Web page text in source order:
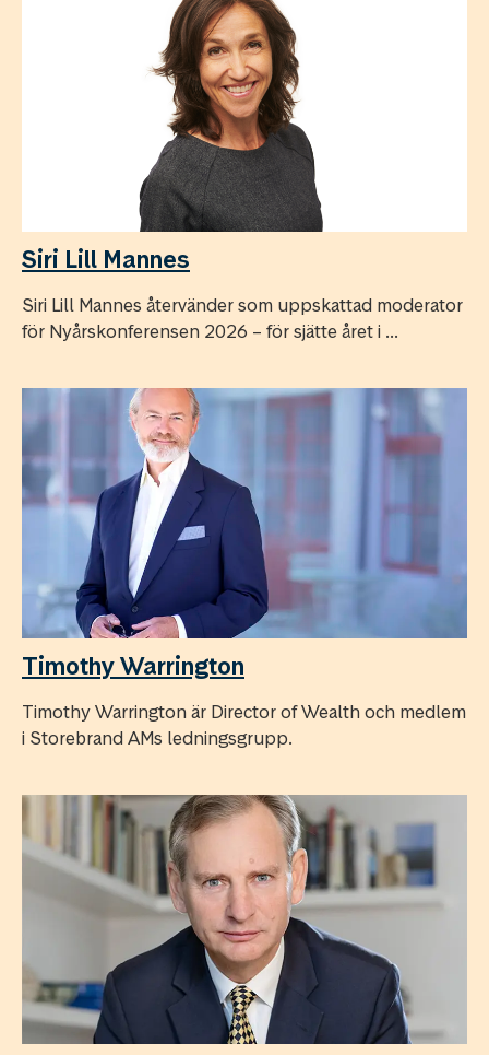
Siri Lill Mannes
Siri Lill Mannes återvänder som uppskattad moderator
för Nyårskonferensen 2026 – för sjätte året i ...
Timothy Warrington
Timothy Warrington är Director of Wealth och medlem
i Storebrand AMs ledningsgrupp.